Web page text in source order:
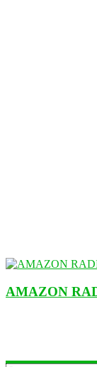
AMAZON